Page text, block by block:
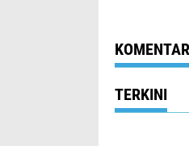
KOMENTAR
TERKINI